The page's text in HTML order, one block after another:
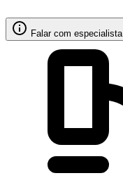
Falar com especialista